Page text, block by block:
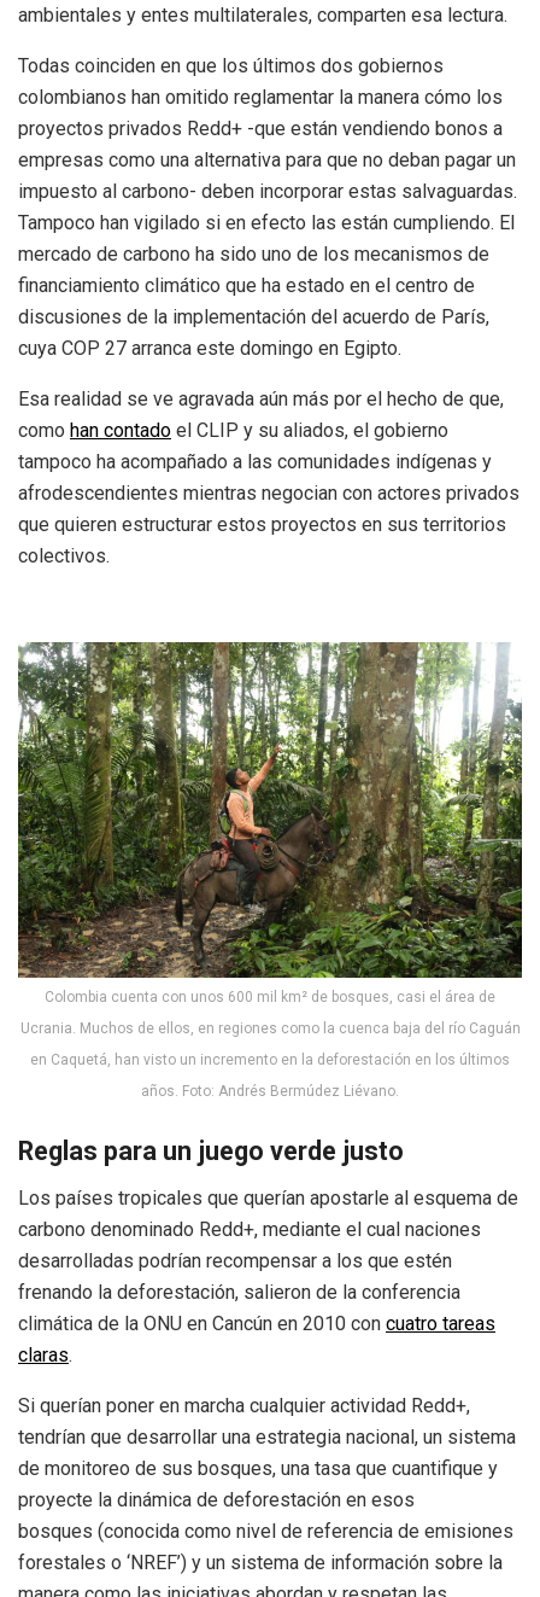
ambientales y entes multilaterales, comparten esa lectura.
Todas coinciden en que los últimos dos gobiernos
colombianos han omitido reglamentar la manera cómo los
proyectos privados Redd+ -que están vendiendo bonos a
empresas como una alternativa para que no deban pagar un
impuesto al carbono- deben incorporar estas salvaguardas.
Tampoco han vigilado si en efecto las están cumpliendo. El
mercado de carbono ha sido uno de los mecanismos de
financiamiento climático que ha estado en el centro de
discusiones de la implementación del acuerdo de París,
cuya COP 27 arranca este domingo en Egipto.
Esa realidad se ve agravada aún más por el hecho de que,
como han contado el CLIP y su aliados, el gobierno
tampoco ha acompañado a las comunidades indígenas y
afrodescendientes mientras negocian con actores privados
que quieren estructurar estos proyectos en sus territorios
colectivos.
Colombia cuenta con unos 600 mil km² de bosques, casi el área de
Ucrania. Muchos de ellos, en regiones como la cuenca baja del río Caguán
en Caquetá, han visto un incremento en la deforestación en los últimos
años. Foto: Andrés Bermúdez Liévano.
Reglas para un juego verde justo
Los países tropicales que querían apostarle al esquema de
carbono denominado Redd+, mediante el cual naciones
desarrolladas podrían recompensar a los que estén
frenando la deforestación, salieron de la conferencia
climática de la ONU en Cancún en 2010 con cuatro tareas
claras.
Si querían poner en marcha cualquier actividad Redd+,
tendrían que desarrollar una estrategia nacional, un sistema
de monitoreo de sus bosques, una tasa que cuantifique y
proyecte la dinámica de deforestación en esos
bosques (conocida como nivel de referencia de emisiones
forestales o ‘NREF’) y un sistema de información sobre la